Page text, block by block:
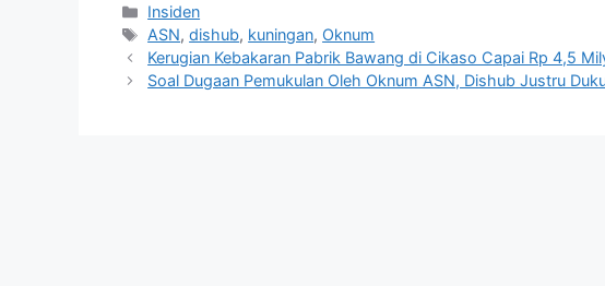
Kategori
Insiden
Tag
ASN,dishub, kuningan, Oknum
Kerugian Kebakaran Pabrik Bawang di Cikaso Capai Rp 4,5
Soal Dugaan Pemukulan Oleh Oknum ASN, Dishub Justru